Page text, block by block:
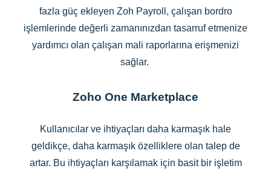
fazla güç ekleyen Zoh Payroll, çalışan bordro
işlemlerinde değerli zamanınızdan tasarruf etmenize
yardımcı olan çalışan mali raporlarına erişmenizi
sağlar.
Zoho One Marketplace
Kullanıcılar ve ihtiyaçları daha karmaşık hale
geldikçe, daha karmaşık özelliklere olan talep de
artar. Bu ihtiyaçları karşılamak için basit bir işletim